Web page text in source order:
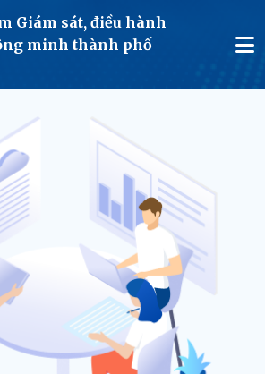
Giám sát, điều hành
minh thành phố